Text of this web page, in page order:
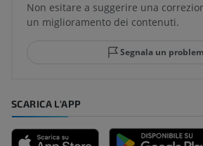
Non esitare a suggerire una
un miglioramento dei contenuti.
Segnala un
SCARICA L'APP